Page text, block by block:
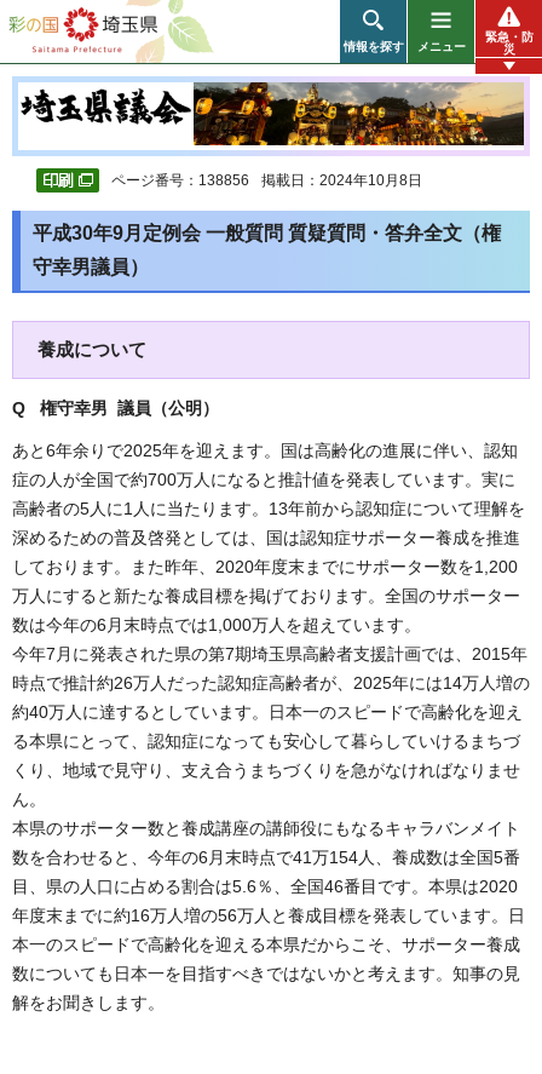
彩の国 埼玉県
情報を探す メニュー
緊急・防
災
ページ番号：138856 掲載日：2024年10月8日
平成30年9月定例会 一般質問 質疑質問・答弁全文（権
守幸男議員）
養成について
Q 権守幸男 議員（公明 ）
あと6年余りで2025年を迎えます。国は高齢化の進展に伴い、認知
症の人が全国で約700万人になると推計値を発表しています。実に
高齢者の5人に1人に当たります。13年前から認知症について理解を
深めるための普及啓発としては、国は認知症サポーター養成を推進
しております。また昨年、2020年度末までにサポーター数を1,200
万人にすると新たな養成目標を掲げております。全国のサポーター
数は今年の6月末時点では1,000万人を超えています。
今年7月に発表された県の第7期埼玉県高齢者支援計画では、2015年
時点で推計約26万人だった認知症高齢者が、2025年には14万人増の
約40万人に達するとしています。日本一のスピードで高齢化を迎え
る本県にとって、認知症になっても安心して暮らしていけるまちづ
くり、地域で見守り、支え合うまちづくりを急がなければなりませ
ん。
本県のサポーター数と養成講座の講師役にもなるキャラバンメイト
数を合わせると、今年の6月末時点で41万154人、養成数は全国5番
目、県の人口に占める割合は5.6％、全国46番目です。本県は2020
年度末までに約16万人増の56万人と養成目標を発表しています。日
本一のスピードで高齢化を迎える本県だからこそ、サポーター養成
数についても日本一を目指すべきではないかと考えます。知事の見
解をお聞きします。